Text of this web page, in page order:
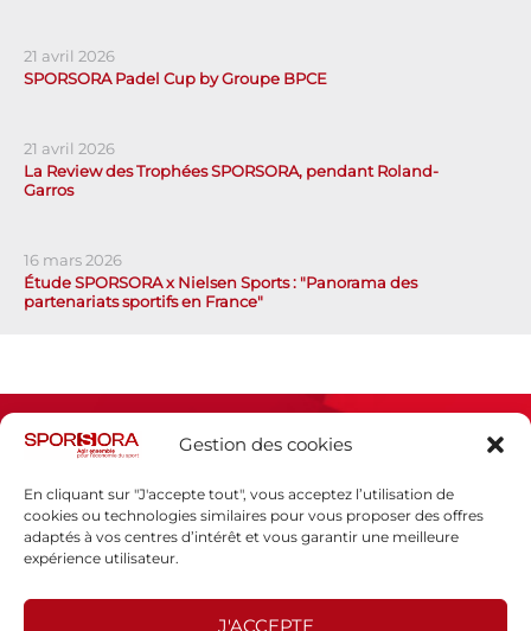
Gestion des cookies
En cliquant sur "J'accepte tout", vous acceptez l’utilisation de
cookies ou technologies similaires pour vous proposer des offres
adaptés à vos centres d’intérêt et vous garantir une meilleure
expérience utilisateur.
J'ACCEPTE
21 avril 2026
SPORSORA Padel Cup by Groupe BPCE
21 avril 2026
La Review des Trophées SPORSORA, pendant Roland-
Garros
16 mars 2026
Étude SPORSORA x Nielsen Sports : "Panorama des
partenariats sportifs en France"
Espace presse
Politique de confidentialité